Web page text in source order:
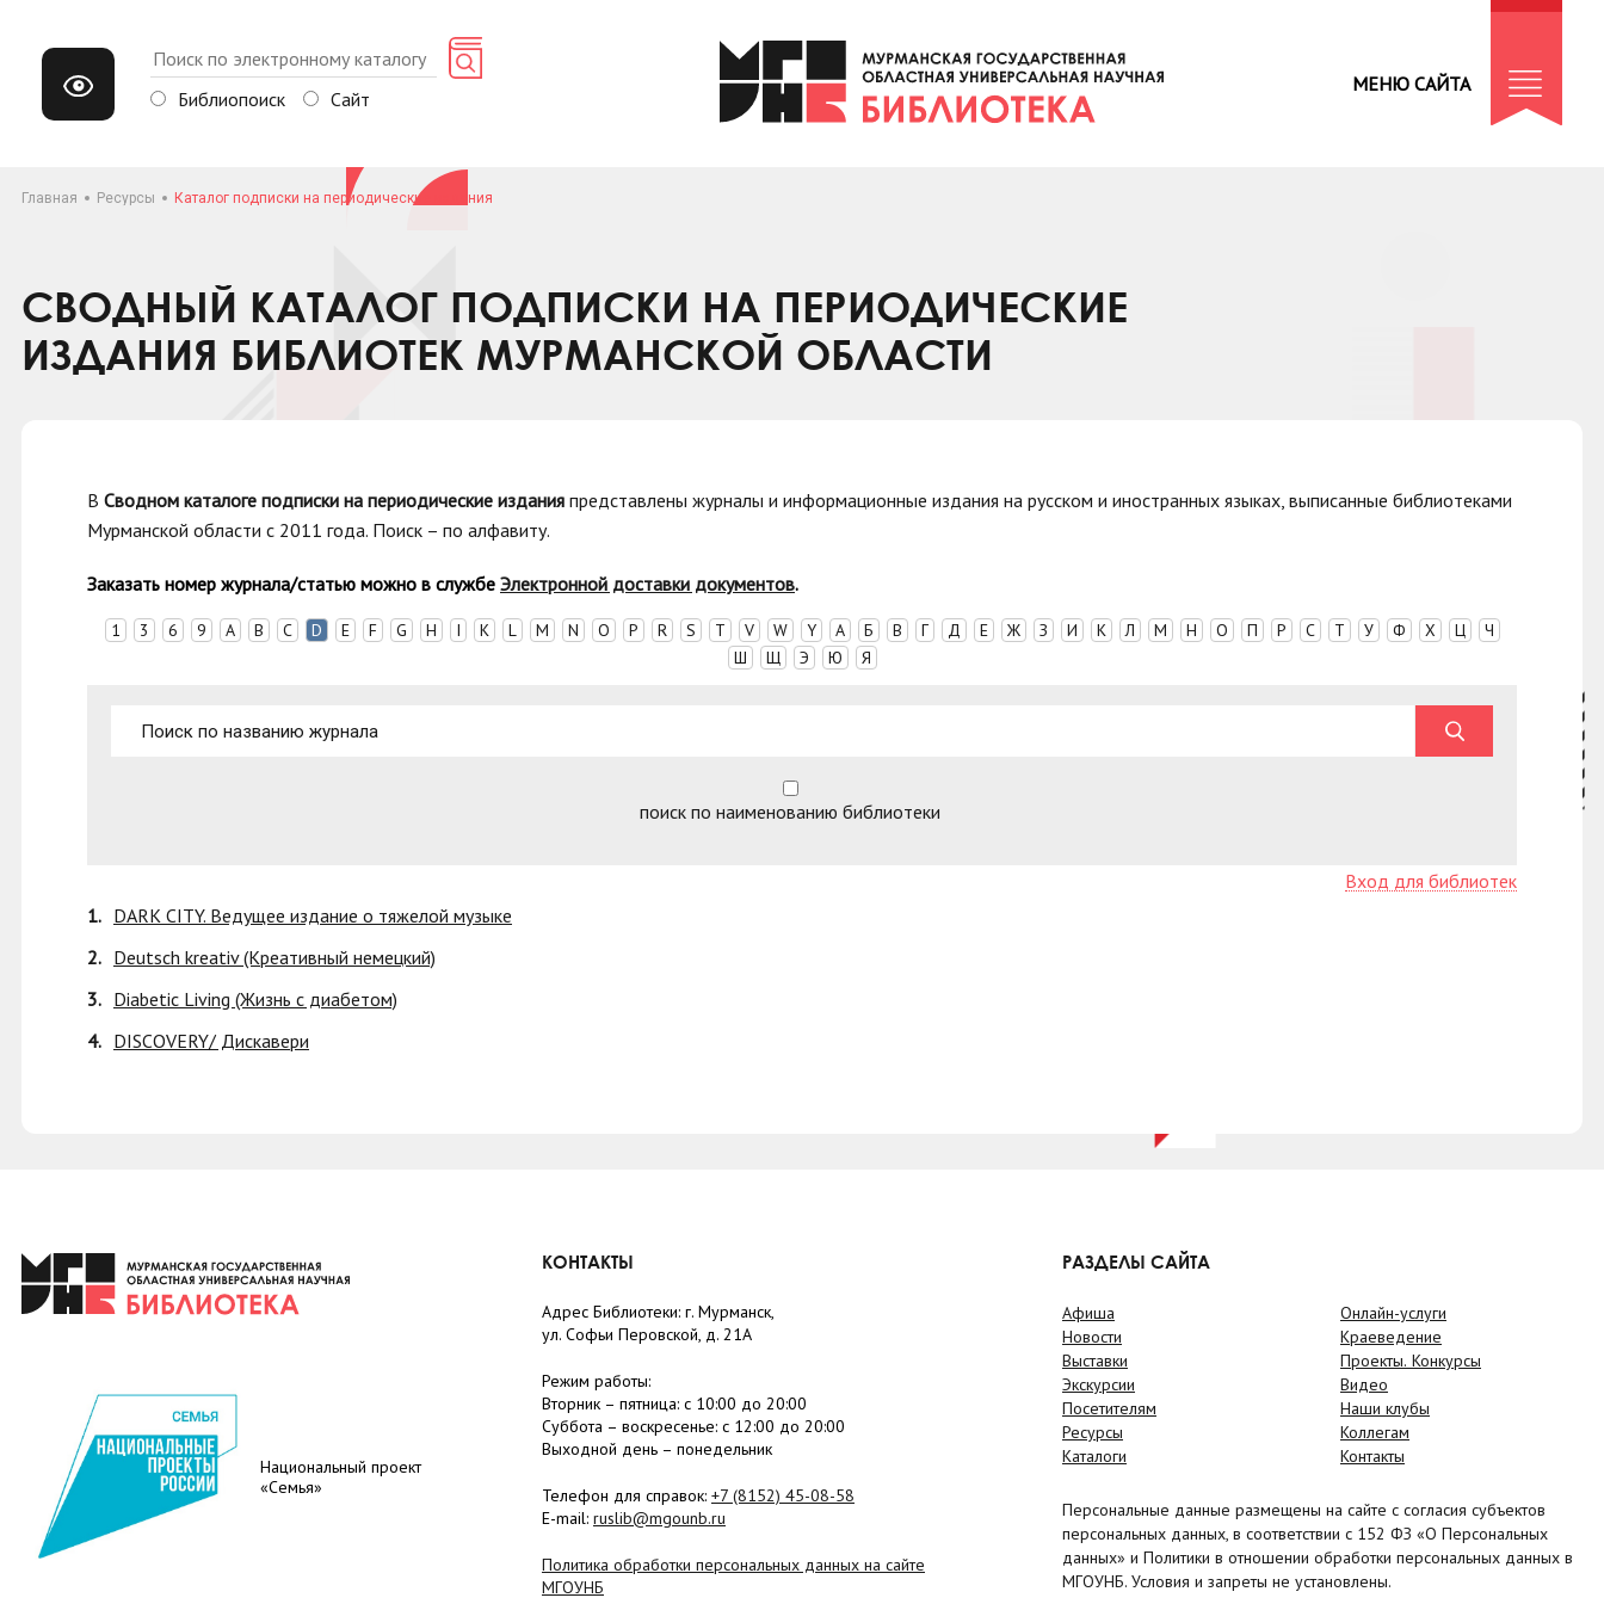
Библиопоиск Сайт
МЕНЮ САЙТА
Главная Ресурсы Каталог подписки на периодические издания
СВОДНЫЙ КАТАЛОГ ПОДПИСКИ НА ПЕРИОДИЧЕСКИЕ
ИЗДАНИЯ БИБЛИОТЕК МУРМАНСКОЙ ОБЛАСТИ
В Сводном каталоге подписки на периодические издания представлены журналы и информационные издания на русском и иностранных языках, выписанные библиотеками
Мурманской области с 2011 года. Поиск – по алфавиту.
Заказать номер журнала/статью можно в службе Электронной доставки документов.
1 3 6 9 A B C D E F G H I K L M N O P R S T V W Y А Б В Г Д Е Ж З И К Л М Н О П Р С Т У Ф Х Ц
Ч
Ш
Щ Э Ю Я
поиск по наименованию библиотеки
Вход для библиотек
1. DARK CITY. Ведущее издание о тяжелой музыке
2. Deutsch kreativ (Креативный немецкий)
3. Diabetic Living (Жизнь с диабетом)
4. DISCOVERY/ Дискавери
Национальный проект
«Семья»
КОНТАКТЫ
Адрес Библиотеки: г. Мурманск,
ул. Софьи Перовской, д. 21А
Режим работы:
Вторник – пятница: с 10:00 до 20:00
Суббота – воскресенье: c 12:00 до 20:00
Выходной день – понедельник
Телефон для справок: +7 (8152) 45-08-58
E-mail: ruslib@mgounb.ru
Политика обработки персональных данных на сайте
МГОУНБ
РАЗДЕЛЫ САЙТА
Афиша
Новости
Выставки
Экскурсии
Посетителям
Ресурсы
Каталоги
Онлайн-услуги
Краеведение
Проекты. Конкурсы
Видео
Наши клубы
Коллегам
Контакты
Персональные данные размещены на сайте с согласия субъектов
персональных данных, в соответствии с 152 ФЗ «О Персональных
данных» и Политики в отношении обработки персональных данных в
МГОУНБ. Условия и запреты не установлены.